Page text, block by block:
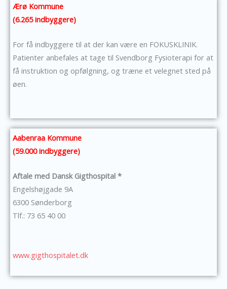
Ærø Kommune
(6.265 indbyggere)
For få indbyggere til at der kan være en FOKUSKLINIK.
Patienter anbefales at tage til Svendborg Fysioterapi for at
få instruktion og opfølgning, og træne et velegnet sted på
øen.
Aabenraa Kommune
(59.000 indbyggere)
Aftale med Dansk Gigthospital *
Engelshøjgade 9A
6300 Sønderborg
Tlf.: 73 65 40 00
www.gigthospitalet.dk